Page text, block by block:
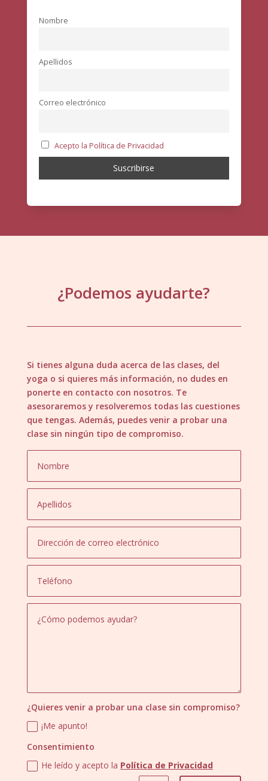
Nombre
Apellidos
Correo electrónico
Acepto la Política de Privacidad
¿Podemos ayudarte?
Si tienes alguna duda acerca de las clases, del
yoga o si quieres más información, no dudes en
ponerte en contacto con nosotros. Te
asesoraremos y resolveremos todas las cuestiones
que tengas. Además, puedes venir a probar una
clase sin ningún tipo de compromiso.
¿Quieres venir a probar una clase sin compromiso?
¡Me apunto!
Consentimiento
He leído y acepto la Política de Privacidad